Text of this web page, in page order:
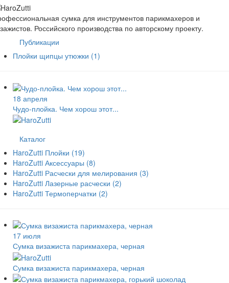
сумка для инструментов парикмахеров и
Российского производства по авторскому проекту.
Публикации
Плойки щипцы утюжки (1)
18 апреля
Чудо-плойка. Чем хорош этот...
Каталог
HaroZutti Плойки (19)
HaroZutti Аксессуары (8)
HaroZutti Расчески для мелирования (3)
HaroZutti Лазерные расчески (2)
HaroZutti Термоперчатки (2)
17 июля
Сумка визажиста парикмахера, черная
Сумка визажиста парикмахера, черная